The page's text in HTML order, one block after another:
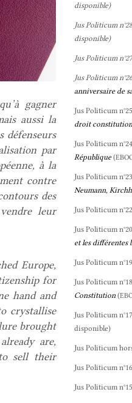
gagner
aussi la
défenseurs
par
à la
contre
des
leur
Europe,
for
hand and
crystallise
brought
are,
sell their
disponible)
Jus Politicum n°28
disponible)
Jus Politicum n°27
Jus Politicum n°26
anniversaire de
Jus Politicum
droit
Jus Politicum
République (
Jus Politicum
Neumann,
Jus Politicum
Jus Politicum
et les différentes
Jus Politicum
Jus Politicum
Constitution (
Jus Politicum
disponible)
Jus Politicum
Jus Politicum
Jus Politicum